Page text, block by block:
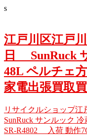
s
江戸川区江戸
日 SunRuck
48L ペルチェ
家電出張買取
リサイクルショップ
SunRuck サンルック
SR-R4802 入荷 動作